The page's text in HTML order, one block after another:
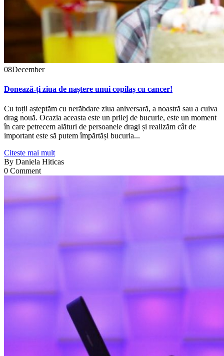
08December
Donează-ți ziua de naștere unui copilaș cu cancer!
Cu toții așteptăm cu nerăbdare ziua aniversară, a noastră sau a cuiva
drag nouă. Ocazia aceasta este un prilej de bucurie, este un moment
în care petrecem alături de persoanele dragi și realizăm cât de
important este să putem împărtăși bucuria...
Citeste mai mult
By Daniela Hiticas
0 Comment